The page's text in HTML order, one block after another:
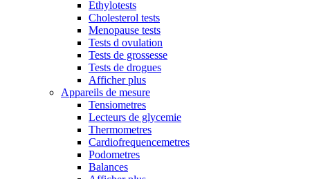
Ethylotests
Cholesterol tests
Menopause tests
Tests d ovulation
Tests de grossesse
Tests de drogues
Afficher plus
Appareils de mesure
Tensiometres
Lecteurs de glycemie
Thermometres
Cardiofrequencemetres
Podometres
Balances